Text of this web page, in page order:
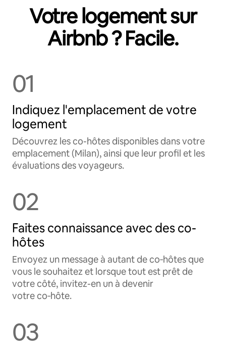
Votre logement sur
Airbnb ? Facile.
01
Indiquez l'emplacement de votre
logement
Découvrez les co-hôtes disponibles dans votre
emplacement (Milan), ainsi que leur profil et les
évaluations des voyageurs.
02
Faites connaissance avec des co-
hôtes
Envoyez un message à autant de co‑hôtes que
vous le souhaitez et lorsque tout est prêt de
votre côté, invitez-en un à devenir
votre co‑hôte.
03